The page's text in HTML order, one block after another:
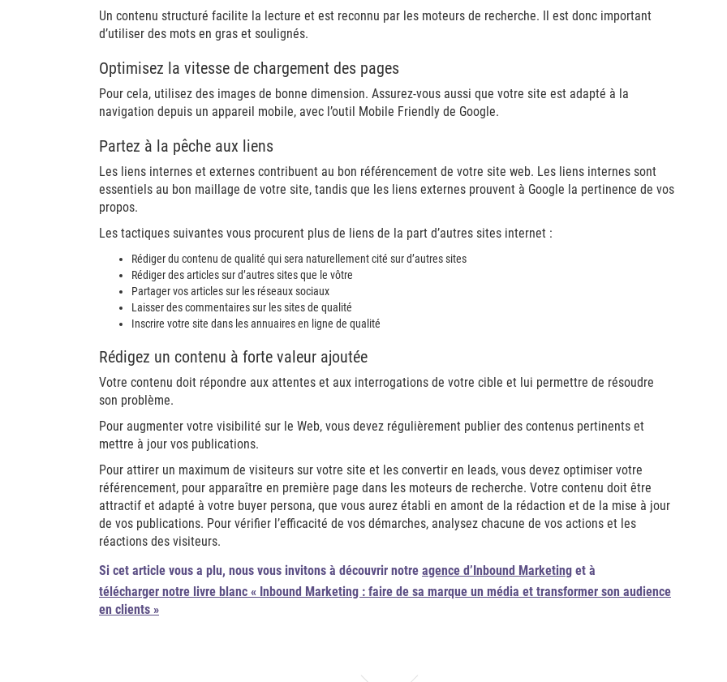
Un contenu structuré facilite la lecture et est reconnu par les moteurs de recherche. Il est donc important
d’utiliser des mots en gras et soulignés.
Optimisez la vitesse de chargement des pages
Pour cela, utilisez des images de bonne dimension. Assurez-vous aussi que votre site est adapté à la
navigation depuis un appareil mobile, avec l’outil Mobile Friendly de Google.
Partez à la pêche aux liens
Les liens internes et externes contribuent au bon référencement de votre site web. Les liens internes sont
essentiels au bon maillage de votre site, tandis que les liens externes prouvent à Google la pertinence de vos
propos.
Les tactiques suivantes vous procurent plus de liens de la part d’autres sites internet :
Rédiger du contenu de qualité qui sera naturellement cité sur d’autres sites
Rédiger des articles sur d’autres sites que le vôtre
Partager vos articles sur les réseaux sociaux
Laisser des commentaires sur les sites de qualité
Inscrire votre site dans les annuaires en ligne de qualité
Rédigez un contenu à forte valeur ajoutée
Votre contenu doit répondre aux attentes et aux interrogations de votre cible et lui permettre de résoudre
son problème.
Pour augmenter votre visibilité sur le Web, vous devez régulièrement publier des contenus pertinents et
mettre à jour vos publications.
Pour attirer un maximum de visiteurs sur votre site et les convertir en leads, vous devez optimiser votre
référencement, pour apparaître en première page dans les moteurs de recherche. Votre contenu doit être
attractif et adapté à votre buyer persona, que vous aurez établi en amont de la rédaction et de la mise à jour
de vos publications. Pour vérifier l’efficacité de vos démarches, analysez chacune de vos actions et les
réactions des visiteurs.
Si cet article vous a plu, nous vous invitons à découvrir notre agence d’Inbound Marketing et à
télécharger notre livre blanc « Inbound Marketing : faire de sa marque un média et transformer son audience
en clients »